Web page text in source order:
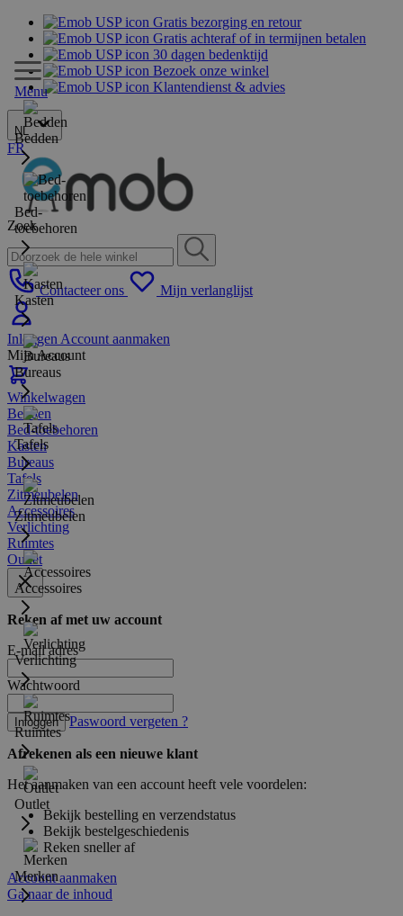
Gratis bezorging en retour
Gratis achteraf of in termijnen betalen
30 dagen bedenktijd
Bezoek onze winkel
Klantendienst & advies
NL
FR
Zoek
Contacteer ons Mijn verlanglijst
Inloggen Account aanmaken
Mijn Account
Winkelwagen
Menu
Bedden
Bed-
toebehoren
Kasten
Bureaus
Tafels
Zitmeubelen
Accessoires
Verlichting
Ruimtes
Outlet
Merken
Bedden
Bed-toebehoren
Kasten
Bureaus
Tafels
Zitmeubelen
Accessoires
Verlichting
Ruimtes
Outlet
Reken af met uw account
E-mail adres
Wachtwoord
Inloggen Paswoord vergeten ?
Afrekenen als een nieuwe klant
Het aanmaken van een account heeft vele voordelen:
Bekijk bestelling en verzendstatus
Bekijk bestelgeschiedenis
Reken sneller af
Account aanmaken
Ga naar de inhoud